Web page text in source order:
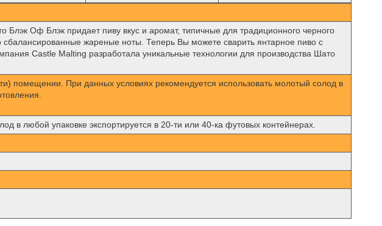
Оф Блэк придает пиву вкус и аромат, типичные для традиционного черного
сбалансированные жареные ноты. Теперь Вы можете сварить янтарное пиво с
Castle Malting разработала уникальные технологии для производства Шато
помещении. При данных условиях рекомендуется использовать молотый солод в
в любой упаковке экспортируется в 20-ти или 40-ка футовых контейнерах.